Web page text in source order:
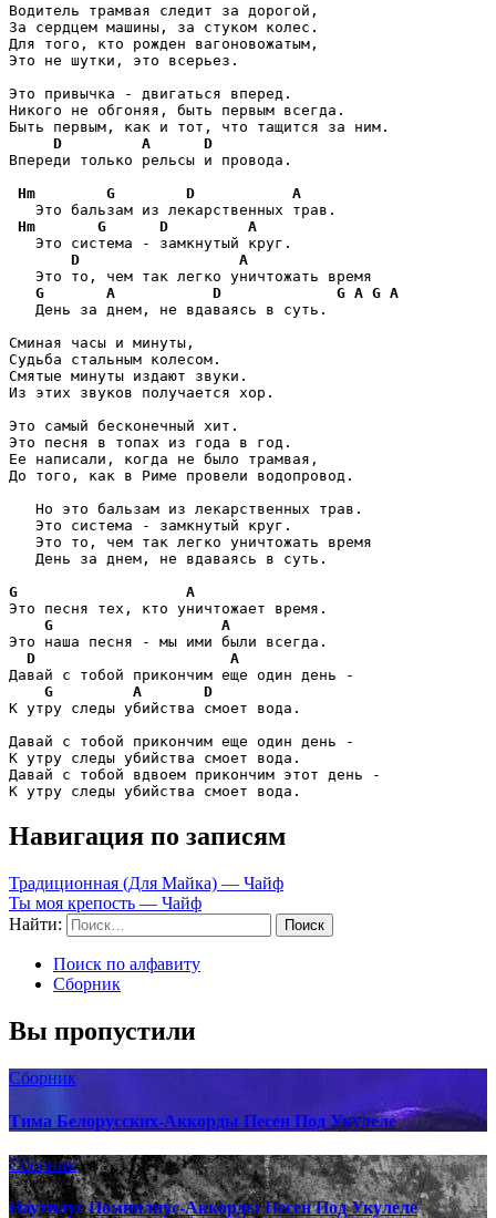
Водитель трамвая следит за дорогой,
За сердцем машины, за стуком колес.
Для того, кто рожден вагоновожатым,
Это не шутки, это всерьез.
Это привычка - двигаться вперед.
Никого не обгоняя, быть первым всегда.
Быть первым, как и тот, что тащится за ним.
D
A
D
Впереди только рельсы и провода.
Hm
G D
A
   Это бальзам из лекарственных трав.
Hm
G D
A
   Это система - замкнутый круг.
D
A
   Это то, чем так легко уничтожать время
G
A D G A G A
   День за днем, не вдаваясь в суть.
Сминая часы и минуты,
Судьба стальным колесом.
Смятые минуты издают звуки.
Из этих звуков получается хор.
Это самый бесконечный хит.
Это песня в топах из года в год.
Ее написали, когда не было трамвая,
До того, как в Риме провели водопровод.
   Но это бальзам из лекарственных трав.
   Это система - замкнутый круг.
   Это то, чем так легко уничтожать время
   День за днем, не вдаваясь в суть.
G
A
Это песня тех, кто уничтожает время.
G
A
Это наша песня - мы ими были всегда.
D
A
Давай с тобой прикончим еще один день -
G
A
D
К утру следы убийства смоет вода.
Давай с тобой прикончим еще один день -
К утру следы убийства смоет вода.
Давай с тобой вдвоем прикончим этот день -
Навигация по записям
Традиционная (Для Майка) — Чайф
Ты моя крепость — Чайф
Найти:
Поиск по алфавиту
Сборник
Вы пропустили
Сборник
Тима Белорусских-Аккорды Песен Под Укулеле
Сборник
Наутилус Помпилиус-Аккорды Песен Под Укулеле